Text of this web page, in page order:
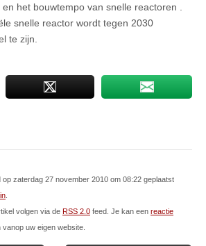
het bouwtempo van snelle reactoren .
snelle reactor wordt tegen 2030
te zijn.
zaterdag 27 november 2010 om 08:22 geplaatst
volgen via de RSS 2.0 feed. Je kan een reactie
vanop uw eigen website.